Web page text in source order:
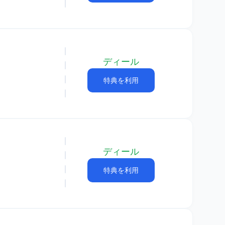
ディール
特典を利用
ディール
特典を利用